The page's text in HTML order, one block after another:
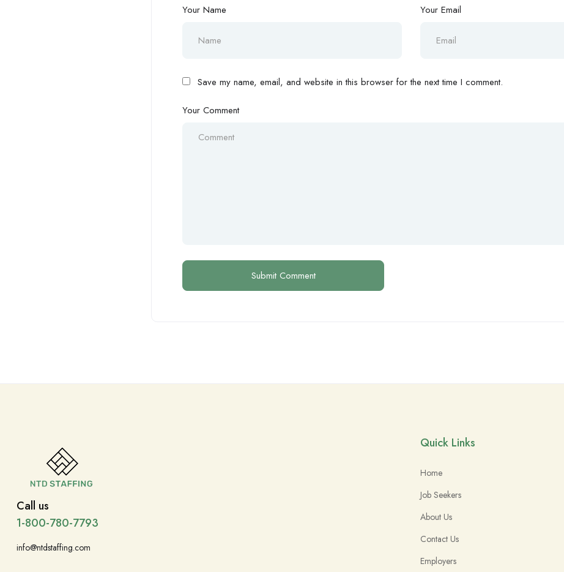
Your Name Your Email
Save my name, email, and website in this browser for the next time I comment.
Your Comment
Call us
1-800-780-7793
info@ntdstaffing.com
Quick Links
Home
Job Seekers
About Us
Contact Us
Employers